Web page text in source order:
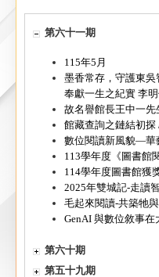
第六十一期
115年5月
墨香常存，守護東
奉獻一生之紀實 李
故名譽館長王中一
館藏查詢之鏈結初探
數位閱讀新風貌—華
113學年度《圖書館
114學年度圖書館獲
2025年雙城記-走讀
毛起來閱讀-共築牠
GenAI 與數位敘事
第六十期
第五十九期